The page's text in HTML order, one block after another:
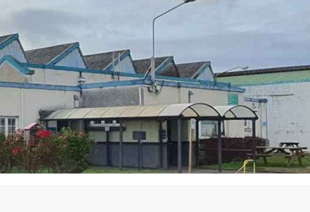
Votre visibilité on-line clé en main
Je vends
Votre boîte à outils « accélérez votre croissance »
J'améliore mes pratiques
Vos formations 100% opérationnelles, dédiées au
Votre centre de ressources et vos services de networking
Je restructure ou je développe de nouvelles activités
Votre accompagnement sur-mesure pour vos projets de